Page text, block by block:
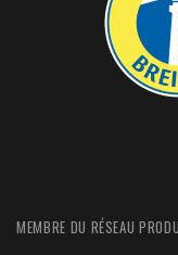
MEMBRE DU RÉSEAU